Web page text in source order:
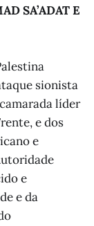
SA’ADAT E
sionista
líder
e dos
e
e
e da